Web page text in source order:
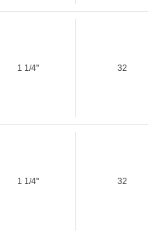
1 1/4" 32
1 1/4" 32